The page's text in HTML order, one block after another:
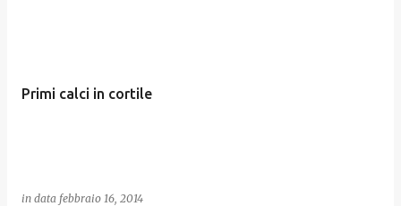
Primi calci in cortile
in data febbraio 16, 2014